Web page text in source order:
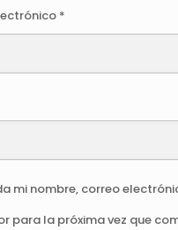
*
mi nombre, correo
para la próxima vez que